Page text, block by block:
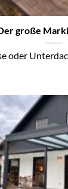
große
oder